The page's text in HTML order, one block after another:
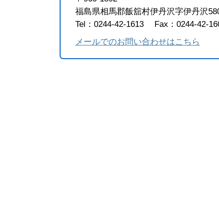
福島県相馬郡飯舘村伊丹沢字伊丹沢
Tel：0244-42-1613
Fax：0244-42-
メールでのお問い合わせはこちら